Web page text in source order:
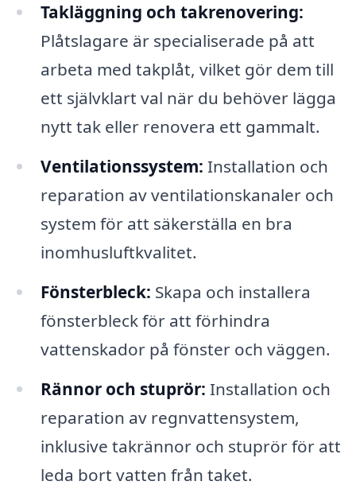
Takläggning och takrenovering:
Plåtslagare är specialiserade på att
arbeta med takplåt, vilket gör dem till
ett självklart val när du behöver lägga
nytt tak eller renovera ett gammalt.
Ventilationssystem: Installation och
reparation av ventilationskanaler och
system för att säkerställa en bra
inomhusluftkvalitet.
Fönsterbleck: Skapa och installera
fönsterbleck för att förhindra
vattenskador på fönster och väggen.
Rännor och stuprör: Installation och
reparation av regnvattensystem,
inklusive takrännor och stuprör för att
leda bort vatten från taket.